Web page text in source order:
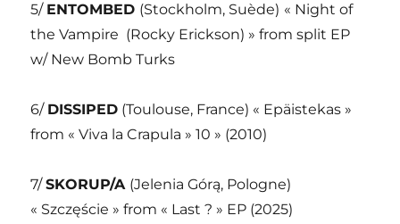
5/ ENTOMBED (Stockholm, Suède) « Night of
the Vampire (Rocky Erickson) » from split EP
w/ New Bomb Turks
6/ DISSIPED (Toulouse, France) « Epäistekas »
from « Viva la Crapula » 10 » (2010)
7/SKORUP/A (Jelenia Górą, Pologne)
« Szczęście » from « Last ? » EP (2025)